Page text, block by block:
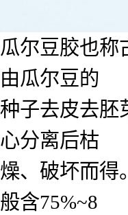
瓜尔豆胶也称
由瓜尔豆的
种子去皮去胚
心分离后枯
燥、破坏而得
般含75%~8